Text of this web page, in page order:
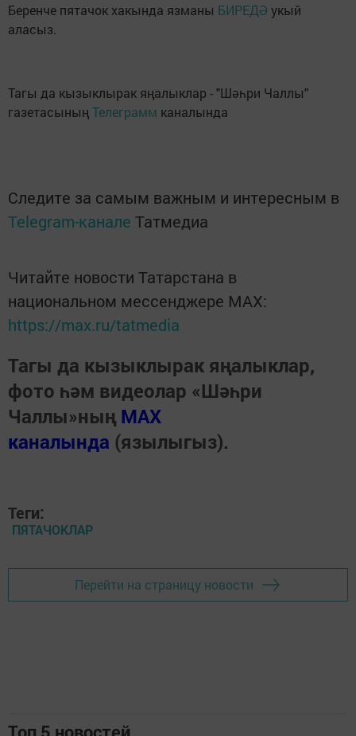
Беренче пятачок хакында язманы БИРЕДӘ укый
аласыз.
Тагы да кызыклырак яңалыклар - "Шәһри Чаллы"
газетасының Телеграмм каналында
Следите за самым важным и интересным в
Telegram-канале Татмедиа
Читайте новости Татарстана в
национальном мессенджере MАХ:
https://max.ru/tatmedia
Тагы да кызыклырак яңалыклар,
фото һәм видеолар «Шәһри
Чаллы»ның MAX
каналында (язылыгыз).
Теги:
ПЯТАЧОКЛАР
Перейти на страницу новости